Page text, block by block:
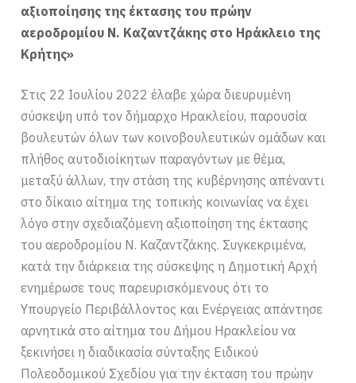
αξιοποίησης της έκτασης του πρώην
αεροδρομίου Ν. Καζαντζάκης στο Ηράκλειο της
Κρήτης»
Στις 22 Ιουλίου 2022 έλαβε χώρα διευρυμένη
σύσκεψη υπό τον δήμαρχο Ηρακλείου, παρουσία
βουλευτών όλων των κοινοβουλευτικών ομάδων και
πλήθος αυτοδιοίκητων παραγόντων με θέμα,
μεταξύ άλλων, την στάση της κυβέρνησης απέναντι
στο δίκαιο αίτημα της τοπικής κοινωνίας να έχει
λόγο στην σχεδιαζόμενη αξιοποίηση της έκτασης
του αεροδρομίου Ν. Καζαντζάκης. Συγκεκριμένα,
κατά την διάρκεια της σύσκεψης η Δημοτική Αρχή
ενημέρωσε τους παρευρισκόμενους ότι το
Υπουργείο Περιβάλλοντος και Ενέργειας απάντησε
αρνητικά στο αίτημα του Δήμου Ηρακλείου να
ξεκινήσει η διαδικασία σύνταξης Ειδικού
Πολεοδομικού Σχεδίου για την έκταση του πρώην